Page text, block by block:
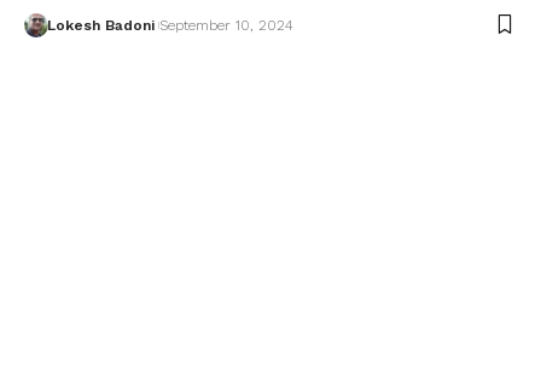
Lokesh Badoni September 10, 2024